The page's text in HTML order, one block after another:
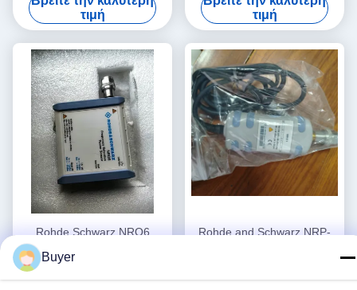
ισχύος με ανιχνεύσιμη
βαθμονόμηση NIST
τιμή
Εξασθένηση 200 kΩ
Αντίσταση Εισόδου
τιμή
Rohde Schwarz NRQ6
Αισθητήρας επιλεκτικής
ισχύος συχνότητας 50 MHz
έως 6 GHz με -130 dBm έως
Rohde and Schwarz NRP-
MHz έως 8 GHz και μέτρηση
Buyer